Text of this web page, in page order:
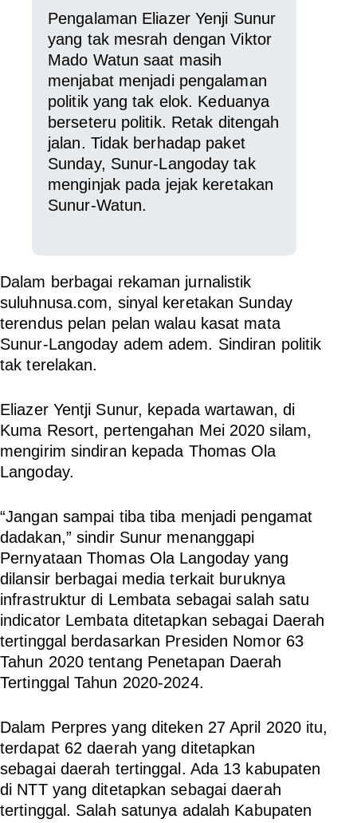
Pengalaman Eliazer Yenji Sunur
yang tak mesrah dengan Viktor
Mado Watun saat masih
menjabat menjadi pengalaman
politik yang tak elok. Keduanya
berseteru politik. Retak ditengah
jalan. Tidak berhadap paket
Sunday, Sunur-Langoday tak
menginjak pada jejak keretakan
Sunur-Watun.
Dalam berbagai rekaman jurnalistik
suluhnusa.com, sinyal keretakan Sunday
terendus pelan pelan walau kasat mata
Sunur-Langoday adem adem. Sindiran politik
tak terelakan.
Eliazer Yentji Sunur, kepada wartawan, di
Kuma Resort, pertengahan Mei 2020 silam,
mengirim sindiran kepada Thomas Ola
Langoday.
“Jangan sampai tiba tiba menjadi pengamat
dadakan,” sindir Sunur menanggapi
Pernyataan Thomas Ola Langoday yang
dilansir berbagai media terkait buruknya
infrastruktur di Lembata sebagai salah satu
indicator Lembata ditetapkan sebagai Daerah
tertinggal berdasarkan Presiden Nomor 63
Tahun 2020 tentang Penetapan Daerah
Tertinggal Tahun 2020-2024.
Dalam Perpres yang diteken 27 April 2020 itu,
terdapat 62 daerah yang ditetapkan
sebagai daerah tertinggal. Ada 13 kabupaten
di NTT yang ditetapkan sebagai daerah
tertinggal. Salah satunya adalah Kabupaten